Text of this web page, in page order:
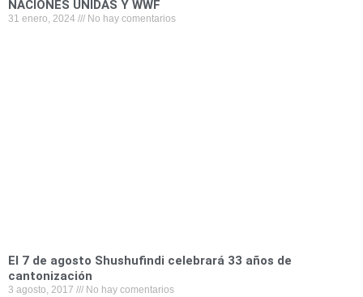
NACIONES UNIDAS Y WWF
31 enero, 2024 No hay comentarios
El 7 de agosto Shushufindi celebrará 33 años de
cantonización
3 agosto, 2017 No hay comentarios